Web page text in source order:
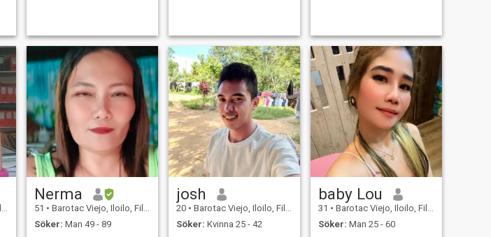
Nerma
51 • Barotac Viejo, Iloilo, Filippinerna
Söker: Man 49 - 89
josh
20 • Barotac Viejo, Iloilo, Filippinerna
Söker: Kvinna 25 - 42
baby Lou
31 • Barotac Viejo, Iloilo, Filippinerna
Söker: Man 25 - 60